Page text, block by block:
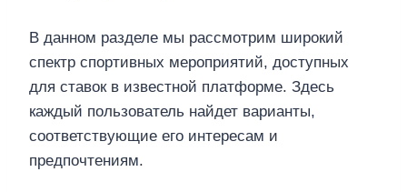
В данном разделе мы рассмотрим широкий
спектр спортивных мероприятий, доступных
для ставок в известной платформе. Здесь
каждый пользователь найдет варианты,
соответствующие его интересам и
предпочтениям.